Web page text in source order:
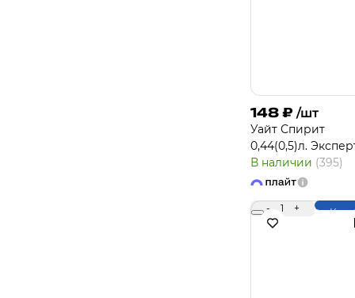
148 ₽ /шт
Уайт Спирит
0,44(0,5)л.
В наличии (395)
- 1 +